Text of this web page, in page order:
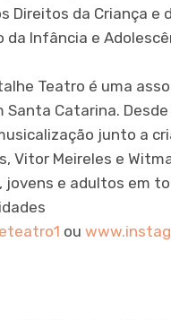
Direitos da Criança e
Infância e
Teatro é uma
Catarina.
junto a
Vitor Meireles e
e adultos em
ou